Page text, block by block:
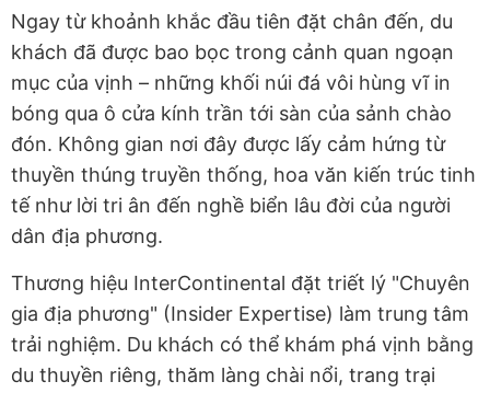
Ngay từ khoảnh khắc đầu tiên đặt chân đến, du
khách đã được bao bọc trong cảnh quan ngoạn
mục của vịnh – những khối núi đá vôi hùng vĩ in
bóng qua ô cửa kính trần tới sàn của sảnh chào
đón. Không gian nơi đây được lấy cảm hứng từ
thuyền thúng truyền thống, hoa văn kiến trúc tinh
tế như lời tri ân đến nghề biển lâu đời của người
dân địa phương.
Thương hiệu InterContinental đặt triết lý "Chuyên
gia địa phương" (Insider Expertise) làm trung tâm
trải nghiệm. Du khách có thể khám phá vịnh bằng
du thuyền riêng, thăm làng chài nổi, trang trại